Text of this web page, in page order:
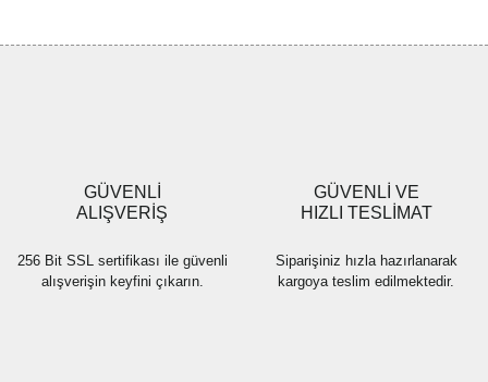
Ürün fiyatı diğer sitelerden daha pahalı.
Bu ürüne benzer farklı alternatifler olmalı.
GÜVENLİ
ALIŞVERİŞ
256 Bit SSL sertifikası ile güvenli
alışverişin keyfini çıkarın.
GÜVENLİ VE
HIZLI TESLİMAT
Siparişiniz hızla hazırlanarak
kargoya teslim edilmektedir.